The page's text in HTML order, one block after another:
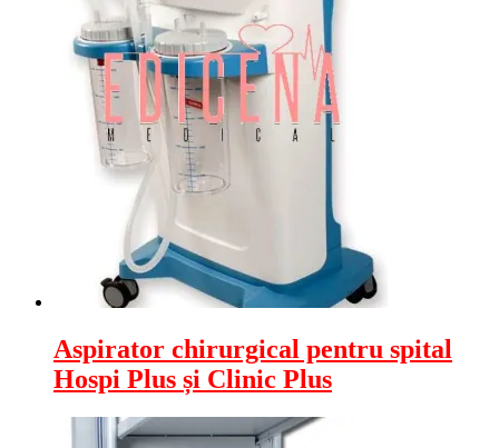
Aspirator chirurgical pentru spital
Hospi Plus și Clinic Plus